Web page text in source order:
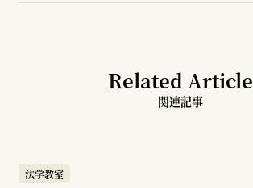
Related Article
関連記事
法学教室